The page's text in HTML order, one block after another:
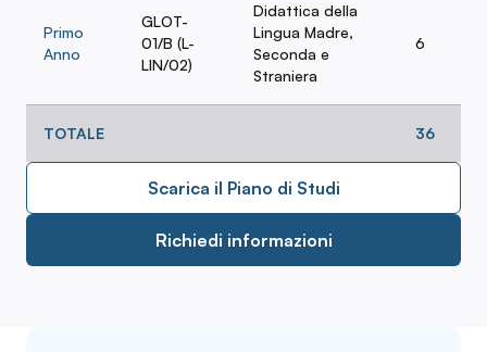
Primo
Anno
GLOT-
01/B (L-
LIN/02)
Didattica della
Lingua Madre,
Seconda e
Straniera
6
TOTALE 36
Scarica il Piano di Studi
Richiedi informazioni